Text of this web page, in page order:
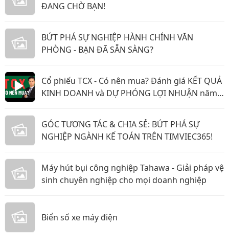
ĐANG CHỜ BẠN!
BỨT PHÁ SỰ NGHIỆP HÀNH CHÍNH VĂN
PHÒNG - BẠN ĐÃ SẴN SÀNG?
Cổ phiếu TCX - Có nên mua? Đánh giá KẾT QUẢ
KINH DOANH và DỰ PHÓNG LỢI NHUẬN năm
GÓC TƯƠNG TÁC & CHIA SẺ: BỨT PHÁ SỰ
NGHIỆP NGÀNH KẾ TOÁN TRÊN TIMVIEC365!
Máy hút bụi công nghiệp Tahawa - Giải pháp vệ
sinh chuyên nghiệp cho mọi doanh nghiệp
Biển số xe máy điện